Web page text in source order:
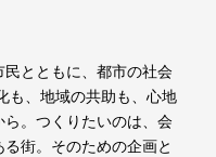
とともに、都市の社会
も、地域の共助も、心地
。つくりたいのは、会
街。そのための企画と